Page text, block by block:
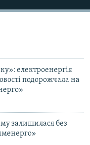
електроенергія
подорожчала на
залишилася без